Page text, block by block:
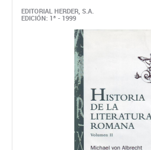
EDITORIAL HERDER, S.A.
EDICIÓN: 1ª - 1999